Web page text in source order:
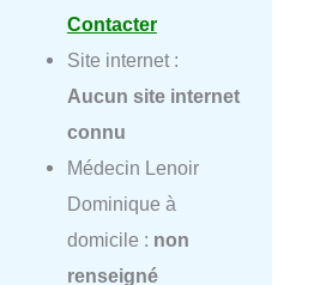
Contacter
Site internet :
Aucun site internet
connu
Médecin Lenoir
Dominique à
domicile : non
renseigné